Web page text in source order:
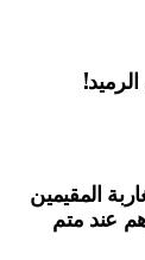
المقيمين
درهم عند متم